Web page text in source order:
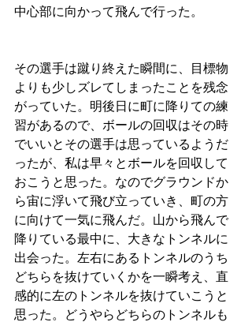
中心部に向かって飛んで行った。
その選手は蹴り終えた瞬間に、目標物
よりも少しズレてしまったことを残念
がっていた。明後日に町に降りての練
習があるので、ボールの回収はその時
でいいとその選手は思っているようだ
ったが、私は早々とボールを回収して
おこうと思った。なのでグラウンドか
ら宙に浮いて飛び立っていき、町の方
に向けて一気に飛んだ。山から飛んで
降りている最中に、大きなトンネルに
出会った。左右にあるトンネルのうち
どちらを抜けていくかを一瞬考え、直
感的に左のトンネルを抜けていこうと
思った。どうやらどちらのトンネルも